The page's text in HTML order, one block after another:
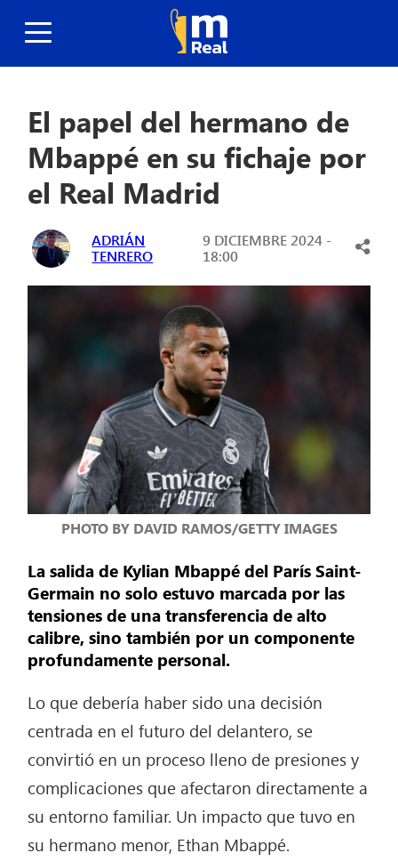
El papel del hermano de
Mbappé en su fichaje por
el Real Madrid
ADRIÁN
TENRERO
9 DICIEMBRE 2024 -
18:00
PHOTO BY DAVID RAMOS/GETTY IMAGES
La salida de Kylian Mbappé del París Saint-
Germain no solo estuvo marcada por las
tensiones de una transferencia de alto
calibre, sino también por un componente
profundamente personal.
Lo que debería haber sido una decisión
centrada en el futuro del delantero, se
convirtió en un proceso lleno de presiones y
complicaciones que afectaron directamente a
su entorno familiar. Un impacto que tuvo en
su hermano menor, Ethan Mbappé.